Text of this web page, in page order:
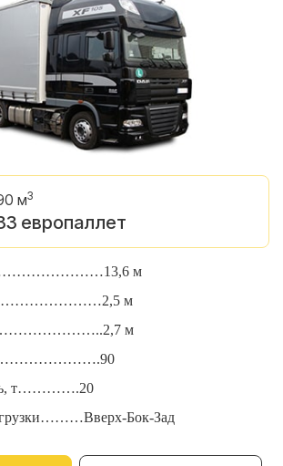
м3
европаллет
м
м
м
т………….20
Бок-Зад